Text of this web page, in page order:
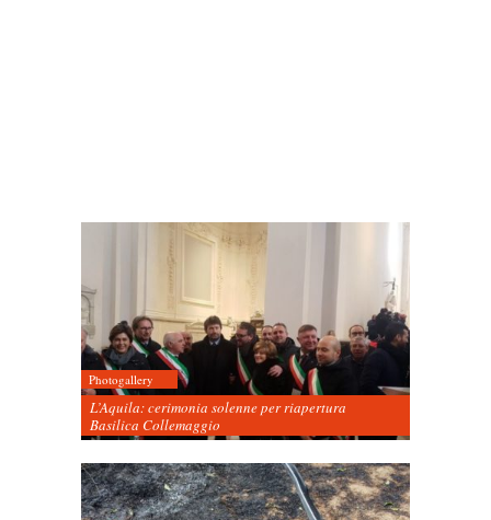
Photogallery
L’Aquila: cerimonia solenne per riapertura
Basilica Collemaggio